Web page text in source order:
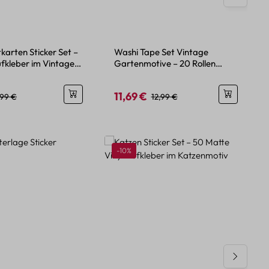
Sticker Set –
im Vintage
Preis:
€
Washi Tape Set Vintage
Gartenmotive – 20 Rollen
Verkaufspreis:
11,69 € Regulärer Preis:
12,99 €
Rabatt
-10%